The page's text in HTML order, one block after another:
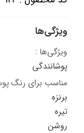
ویژگی‌ها
ویژگی‌ها :
پوشانندگی
مناسب برای رنگ
برنزه
تیره
روشن